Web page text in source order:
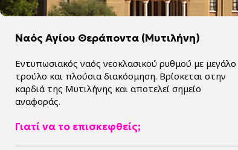
Ναός Αγίου Θεράποντα (Μυτιλήνη)
Εντυπωσιακός ναός νεοκλασικού ρυθμού με μεγάλο
τρούλο και πλούσια διακόσμηση. Βρίσκεται στην
καρδιά της Μυτιλήνης και αποτελεί σημείο
αναφοράς.
Γιατί να το επισκεφθείς;